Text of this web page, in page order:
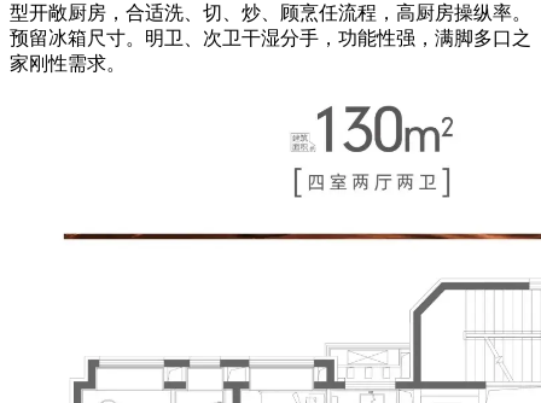
型开敞厨房，合适洗、切、炒、顾烹任流程，高厨房操纵率。
预留冰箱尺寸。明卫、次卫干湿分手，功能性强，满脚多口之
家刚性需求。